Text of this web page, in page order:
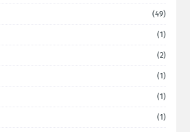
(49)
(1)
(2)
(1)
(1)
(1)